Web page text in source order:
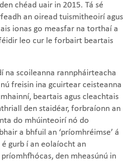
chéad uair in 2015. Tá sé
an oiread tuismitheoirí agus
ionas go measfar na torthaí a
leo cur le forbairt beartais
na scoileanna rannpháirteacha
freisin ina gcuirtear ceisteanna
beartais agus cleachtais
den staidéar, forbraíonn an
do mhúinteoirí nó do
a bhfuil an ‘príomhréimse’ á
gurb í an eolaíocht an
den mheasúnú in